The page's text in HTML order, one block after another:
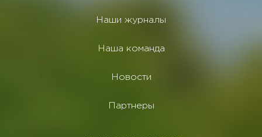
Наши журналы
Наша команда
Новости
Партнеры